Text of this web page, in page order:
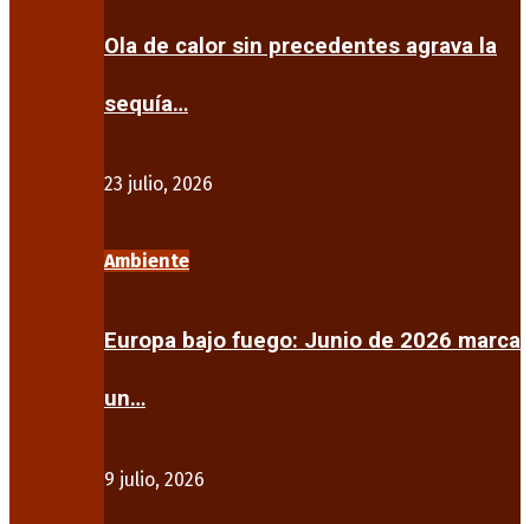
Ola de calor sin precedentes agrava la
sequía…
23 julio, 2026
Ambiente
Europa bajo fuego: Junio de 2026 marca
un…
9 julio, 2026